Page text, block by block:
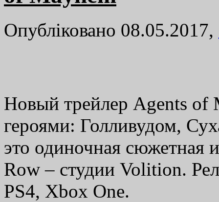
Опубліковано 08.05.2017,
Новый трейлер Agents of
героями: Голливудом,
это одиночная сюжетная
Row – студии Volition.
PS4, Xbox One.